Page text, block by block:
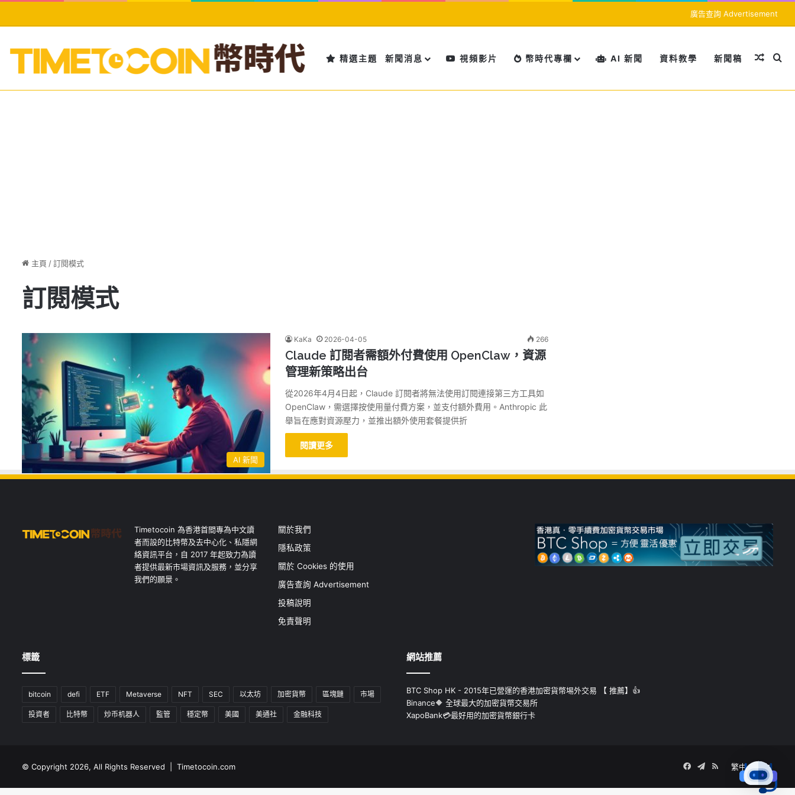
廣告查詢 Advertisement
精選主題 新聞消息 視頻影片 幣時代專欄 AI 新聞 資料教學 新聞稿 隨機文
搜
主頁 /訂閱模式
訂閱模式
AI 新聞
KaKa 2026-04-05 266
Claude 訂閱者需額外付費使用 OpenClaw，資源
管理新策略出台
從2026年4月4日起，Claude 訂閱者將無法使用訂閱連接第三方工具如
OpenClaw，需選擇按使用量付費方案，並支付額外費用。Anthropic 此
舉旨在應對資源壓力，並推出額外使用套餐提供折
閱讀更多
Timetocoin 為香港首間專為中文讀
者而設的比特幣及去中心化、私隱網
絡資訊平台，自 2017 年起致力為讀
者提供最新市場資訊及服務，並分享
我們的願景。
關於我們
隱私政策
關於 Cookies 的使用
廣告查詢 Advertisement
投稿說明
免責聲明
標籤
bitcoin defi ETF Metaverse NFT SEC 以太坊 加密貨幣 區塊鏈 市場
投資者 比特幣 炒币机器人 監管 穩定幣 美國 美通社 金融科技
網站推薦
BTC Shop HK - 2015年已營運的香港加密貨幣埸外交易 【 推薦】👍
Binance🔶 全球最大的加密貨幣交易所
XapoBank💳最好用的加密貨幣銀行卡
© Copyright 2026, All Rights Reserved | Timetocoin.com 繁中 簡中
Facebook
Telegram
RSS